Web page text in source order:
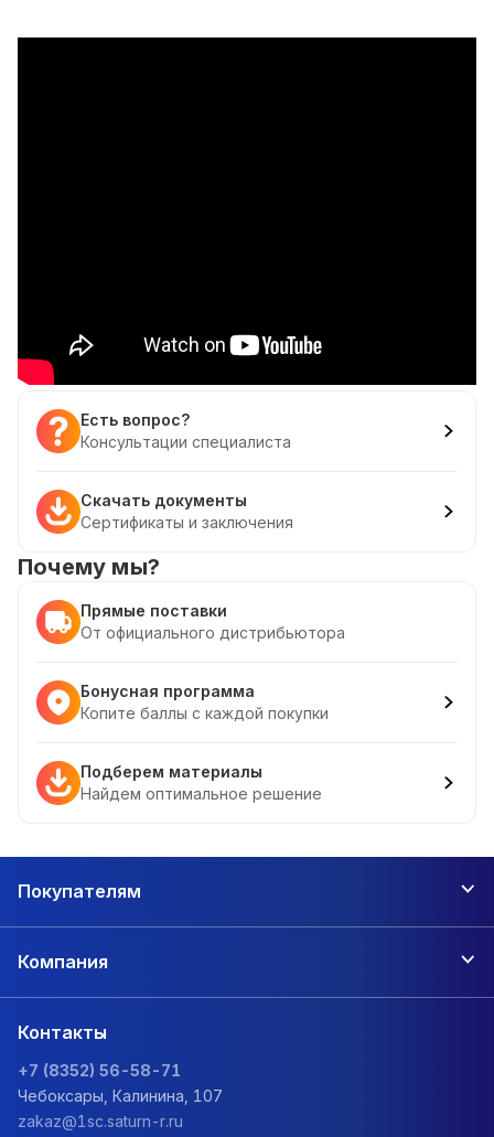
Есть вопрос?
Консультации специалиста
Скачать документы
Сертификаты и заключения
Почему мы?
Прямые поставки
От официального дистрибьютора
Бонусная программа
Копите баллы с каждой покупки
Подберем материалы
Найдем оптимальное решение
Покупателям
Компания
Контакты
+7 (8352) 56-58-71
Чебоксары, Калинина, 107
zakaz@1sc.saturn-r.ru